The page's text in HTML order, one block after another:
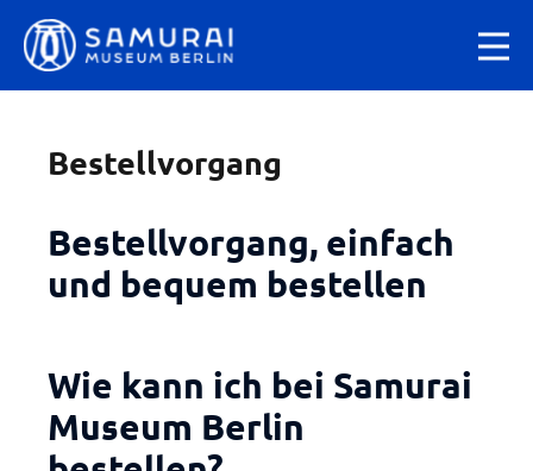
Bestellvorgang
Bestellvorgang, einfach
und bequem bestellen
Wie kann ich bei Samurai
Museum Berlin